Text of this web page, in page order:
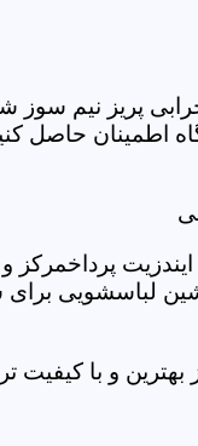
پریز نیم سوز
اطمینان حاصل
لباسشویی
و با